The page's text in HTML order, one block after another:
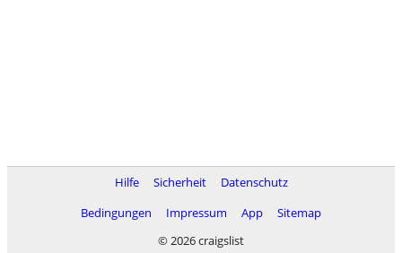
Hilfe Sicherheit
Datenschutz
Bedingungen
Impressum App
Sitemap
© 2026 craigslist